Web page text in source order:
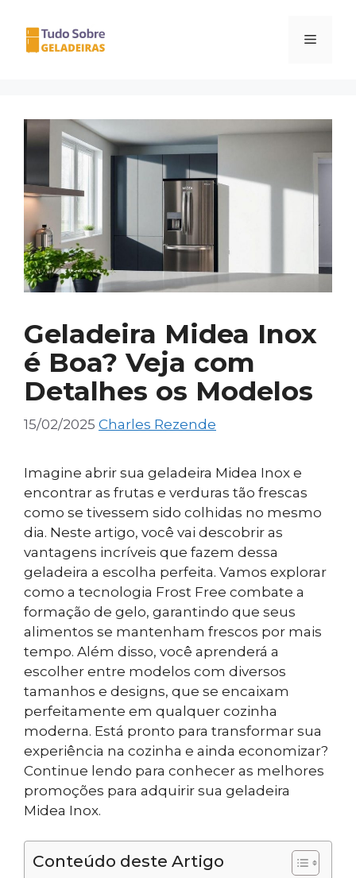
para
Menu
Geladeira Midea Inox
é Boa? Veja com
Detalhes os Modelos
15/02/2025 Charles Rezende
Imagine abrir sua geladeira Midea Inox e
encontrar as frutas e verduras tão frescas
como se tivessem sido colhidas no mesmo
dia. Neste artigo, você vai descobrir as
vantagens incríveis que fazem dessa
geladeira a escolha perfeita. Vamos explorar
como a tecnologia Frost Free combate a
formação de gelo, garantindo que seus
alimentos se mantenham frescos por mais
tempo. Além disso, você aprenderá a
escolher entre modelos com diversos
tamanhos e designs, que se encaixam
perfeitamente em qualquer cozinha
moderna. Está pronto para transformar sua
experiência na cozinha e ainda economizar?
Continue lendo para conhecer as melhores
promoções para adquirir sua geladeira
Midea Inox.
Conteúdo deste Artigo